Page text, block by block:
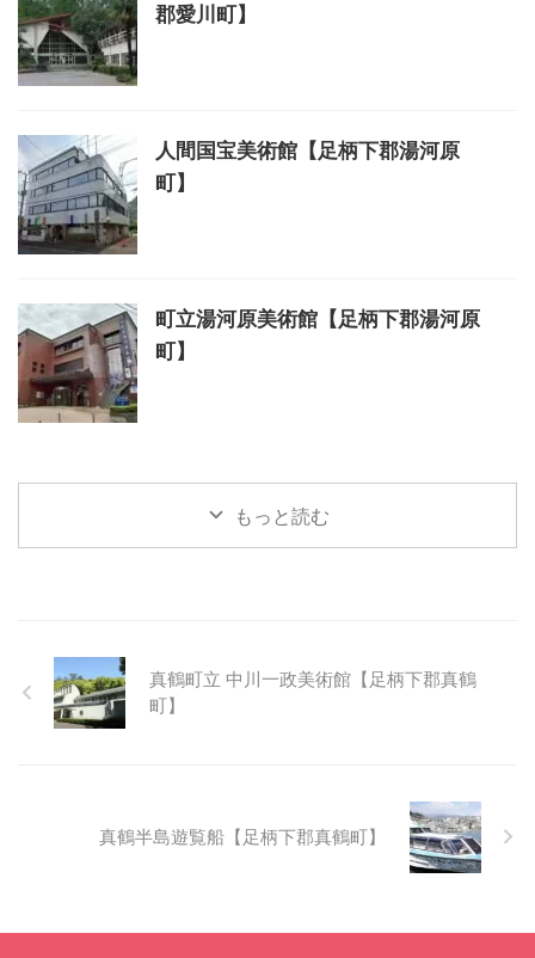
郡愛川町】
人間国宝美術館【足柄下郡湯河原
町】
町立湯河原美術館【足柄下郡湯河原
町】
もっと読む
真鶴町立 中川一政美術館【足柄下郡真鶴
町】
真鶴半島遊覧船【足柄下郡真鶴町】